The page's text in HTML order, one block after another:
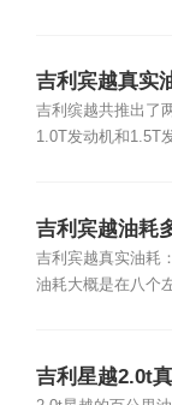
吉利宾越真实
吉利缤越共推出了
1.0T发动机和1.5T
吉利宾越油耗
吉利宾越真实油耗
油耗大概是在八个
吉利星越2.0t